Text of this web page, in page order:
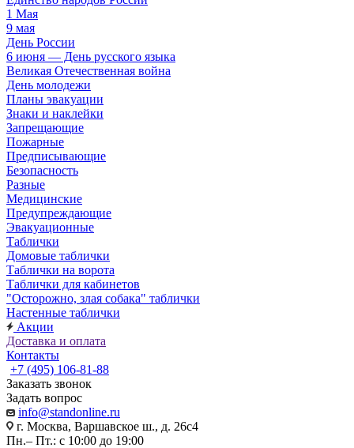
1 Мая
9 мая
День России
6 июня — День русского языка
Великая Отечественная война
День молодежи
Планы эвакуации
Знаки и наклейки
Запрещающие
Пожарные
Предписывающие
Безопасность
Разные
Медицинские
Предупреждающие
Эвакуационные
Таблички
Домовые таблички
Таблички на ворота
Таблички для кабинетов
"Осторожно, злая собака" таблички
Настенные таблички
Акции
Доставка и оплата
Контакты
+7 (495) 106-81-88
Заказать звонок
Задать вопрос
info@standonline.ru
г. Москва, Варшавское ш., д. 26с4
Пн.– Пт.: с 10:00 до 19:00